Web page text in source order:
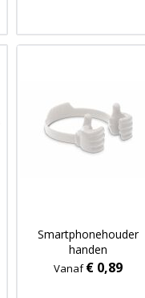
Smartphonehouder
handen
Vanaf€ 0,89